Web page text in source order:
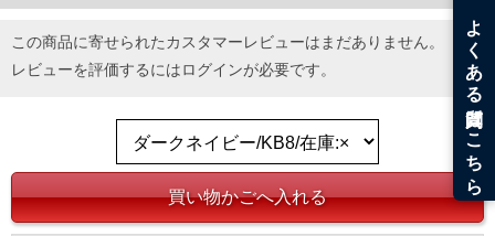
KB7/54.0/63.5/137/125/78
KB8/55.7/65.0/142/130/80
[スラックス]
サイズ/ウエスト/股上/わたり幅/膝幅/裾幅/股下
KB6/105/29/39.7/27.9/22.7/93
KB7/110/30/40.9/28.5/23.0/95
KB8/115/31/42.1/29.1/23.3/97
【三元表示】着用される方のサイズの目安
サイズ/胸囲/胴囲/身長
KB5/108/100/170
この商品に寄せられたカスタマーレビューはまだありません。
レビューを評価するにはログインが必要です。